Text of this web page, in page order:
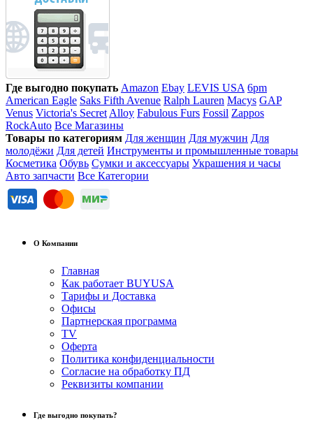
Где выгодно покупать Amazon Ebay LEVIS USA 6pm
American Eagle Saks Fifth Avenue Ralph Lauren Macys GAP
Venus Victoria's Secret Alloy Fabulous Furs Fossil Zappos
RockAuto Все Магазины
Товары по категориям Для женщин Для мужчин Для
молодёжи Для детей Инструменты и промышленные товары
Косметика Обувь Сумки и аксессуары Украшения и часы
Авто запчасти Все Категории
О Компании
Главная
Как работает BUYUSA
Тарифы и Доставка
Офисы
Партнерская программа
TV
Оферта
Политика конфиденциальности
Согласие на обработку ПД
Реквизиты компании
Где выгодно покупать?